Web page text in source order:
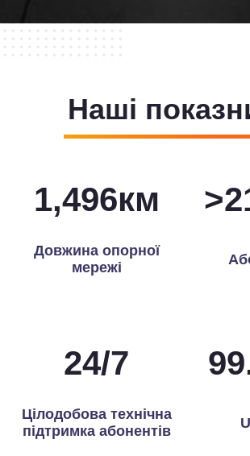
Наші
1,500км
Довжина опорної
мережі
>
24/7
Цілодобова технічна
підтримка абонентів